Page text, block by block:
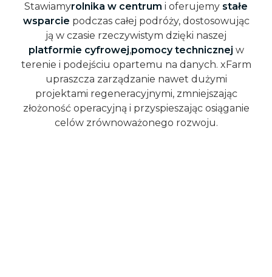
Stawiamyrolnika w centrum i oferujemy stałe
wsparcie podczas całej podróży, dostosowując
ją w czasie rzeczywistym dzięki naszej
platformie cyfrowej,pomocy technicznej w
terenie i podejściu opartemu na danych. xFarm
upraszcza zarządzanie nawet dużymi
projektami regeneracyjnymi, zmniejszając
złożoność operacyjną i przyspieszając osiąganie
celów zrównoważonego rozwoju.